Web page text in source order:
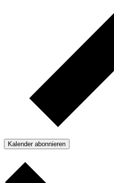
Kalender abonnieren